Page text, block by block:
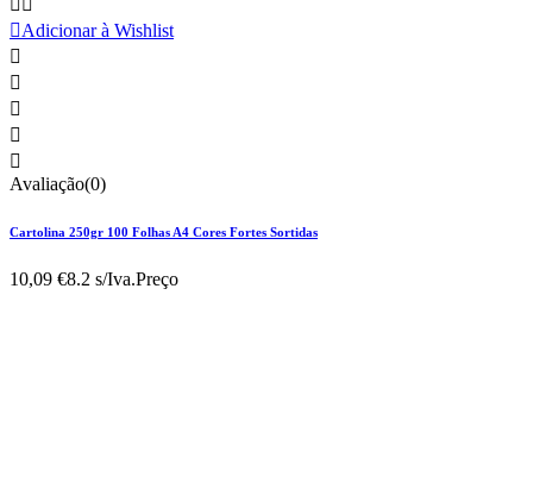
 
Adicionar à Wishlist





Avaliação(0)
Cartolina 250gr 100 Folhas A4 Cores Fortes Sortidas
10,09 €8.2 s/Iva.Preço